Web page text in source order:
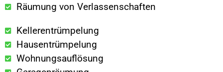
Räumung von Verlassenschaften
Kellerentrümpelung
Hausentrümpelung
Wohnungsauflösung